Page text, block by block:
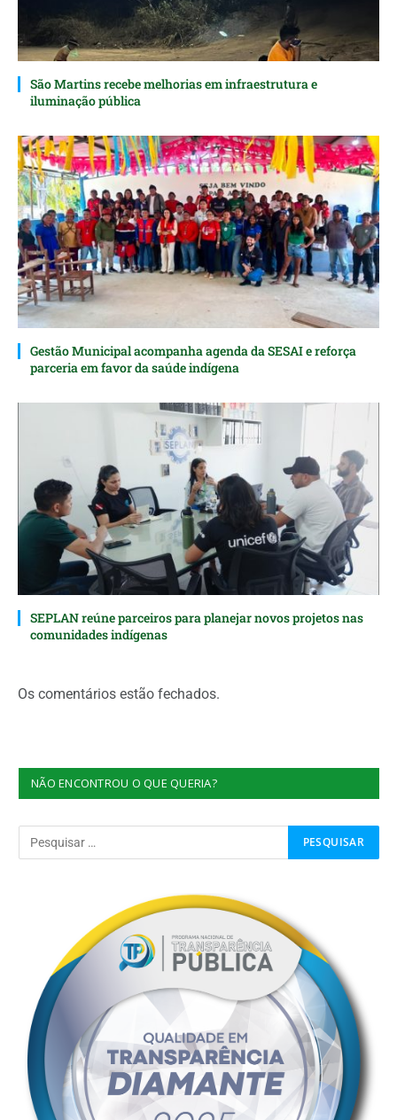
São Martins recebe melhorias em infraestrutura e
iluminação pública
Gestão Municipal acompanha agenda da SESAI e reforça
parceria em favor da saúde indígena
SEPLAN reúne parceiros para planejar novos projetos nas
comunidades indígenas
Os comentários estão fechados.
NÃO ENCONTROU O QUE QUERIA?